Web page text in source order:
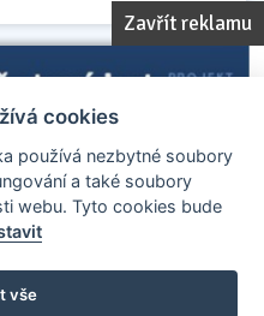
Zavřít reklamu
v iD-SIGN
AllCzech Promotion, s.r.o.,
cookies
používá nezbytné soubory
a také soubory
webu. Tyto cookies bude
vše